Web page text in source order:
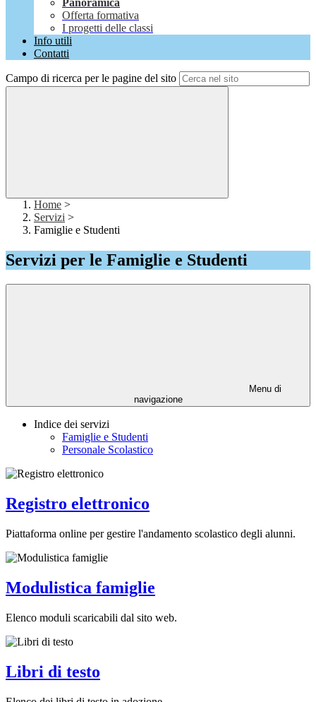
Panoramica
Offerta formativa
I progetti delle classi
Info utili
Contatti
Campo di ricerca per le pagine del sito
Home >
Servizi >
Famiglie e Studenti
Servizi per le Famiglie e Studenti
Menu di
navigazione
Indice dei servizi
Famiglie e Studenti
Personale Scolastico
Registro elettronico
Piattaforma online per gestire l'andamento scolastico degli alunni.
Modulistica famiglie
Elenco moduli scaricabili dal sito web.
Libri di testo